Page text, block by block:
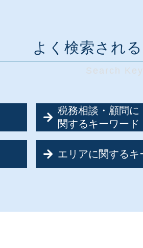
よく検索され
税務相談・顧問に
関するキーワード
資金調達とは
法人 税率
エリアに関するキ